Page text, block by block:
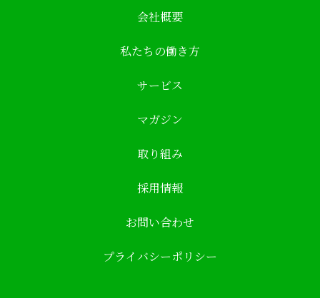
会社概要
私たちの働き方
サービス
マガジン
取り組み
採用情報
お問い合わせ
プライバシーポリシー